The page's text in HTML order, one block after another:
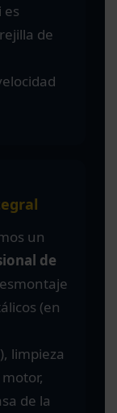
es
de
un
de
(en
limpieza
de la